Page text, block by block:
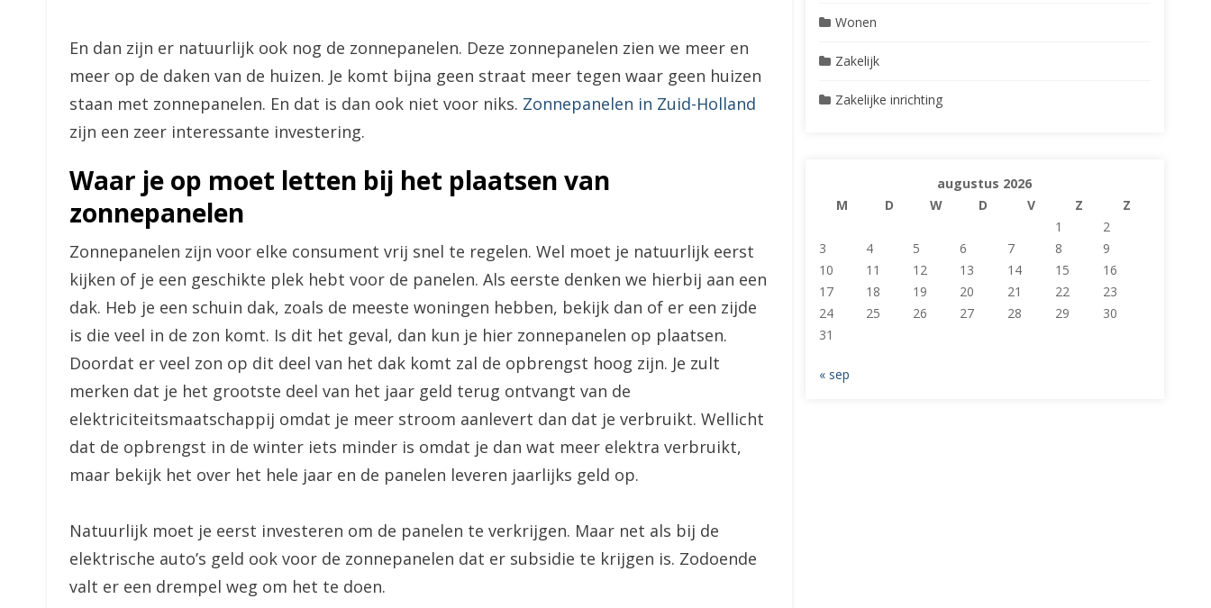
En dan zijn er natuurlijk ook nog de zonnepanelen. Deze zonnepanelen zien we meer en
meer op de daken van de huizen. Je komt bijna geen straat meer tegen waar geen huizen
staan met zonnepanelen. En dat is dan ook niet voor niks. Zonnepanelen in Zuid-Holland
zijn een zeer interessante investering.
Waar je op moet letten bij het plaatsen van
zonnepanelen
Zonnepanelen zijn voor elke consument vrij snel te regelen. Wel moet je natuurlijk eerst
kijken of je een geschikte plek hebt voor de panelen. Als eerste denken we hierbij aan een
dak. Heb je een schuin dak, zoals de meeste woningen hebben, bekijk dan of er een zijde
is die veel in de zon komt. Is dit het geval, dan kun je hier zonnepanelen op plaatsen.
Doordat er veel zon op dit deel van het dak komt zal de opbrengst hoog zijn. Je zult
merken dat je het grootste deel van het jaar geld terug ontvangt van de
elektriciteitsmaatschappij omdat je meer stroom aanlevert dan dat je verbruikt. Wellicht
dat de opbrengst in de winter iets minder is omdat je dan wat meer elektra verbruikt,
maar bekijk het over het hele jaar en de panelen leveren jaarlijks geld op.
Natuurlijk moet je eerst investeren om de panelen te verkrijgen. Maar net als bij de
elektrische auto’s geld ook voor de zonnepanelen dat er subsidie te krijgen is. Zodoende
valt er een drempel weg om het te doen.
Wonen
Zakelijk
Zakelijke inrichting
augustus 2026
M
D W D V Z
Z
1
2
3
4 5 6 7 8
9
10
11 12 13 14 15
16
17
18 19 20 21 22
23
24
25 26 27 28 29
30
31
« sep